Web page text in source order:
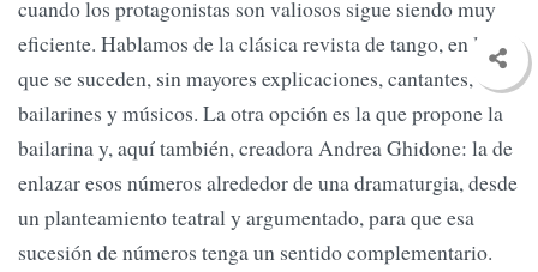
cuando los protagonistas son valiosos sigue siendo muy
eficiente. Hablamos de la clásica revista de tango, en la
que se suceden, sin mayores explicaciones, cantantes,
bailarines y músicos. La otra opción es la que propone la
bailarina y, aquí también, creadora Andrea Ghidone: la de
enlazar esos números alrededor de una dramaturgia, desde
un planteamiento teatral y argumentado, para que esa
sucesión de números tenga un sentido complementario.